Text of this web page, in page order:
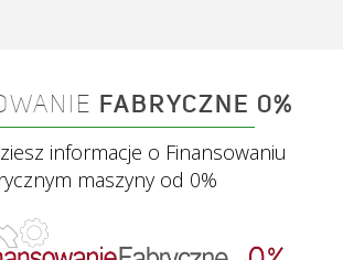
FABRYCZNE 0%
informacje o Finansowaniu
maszyny od 0%